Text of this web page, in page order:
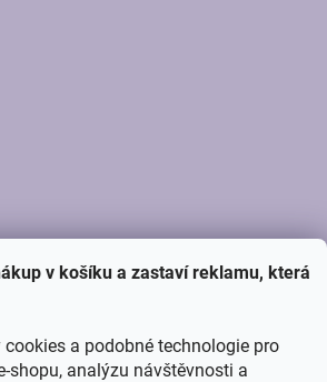
v košíku a zastaví reklamu, která
a podobné technologie pro
shopu, analýzu návštěvnosti a